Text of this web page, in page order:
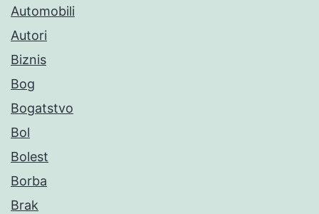
Automobili
Autori
Biznis
Bog
Bogatstvo
Bol
Bolest
Borba
Brak